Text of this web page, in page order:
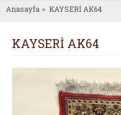
Anasayfa KAYSERİ AK64
KAYSERİ AK64